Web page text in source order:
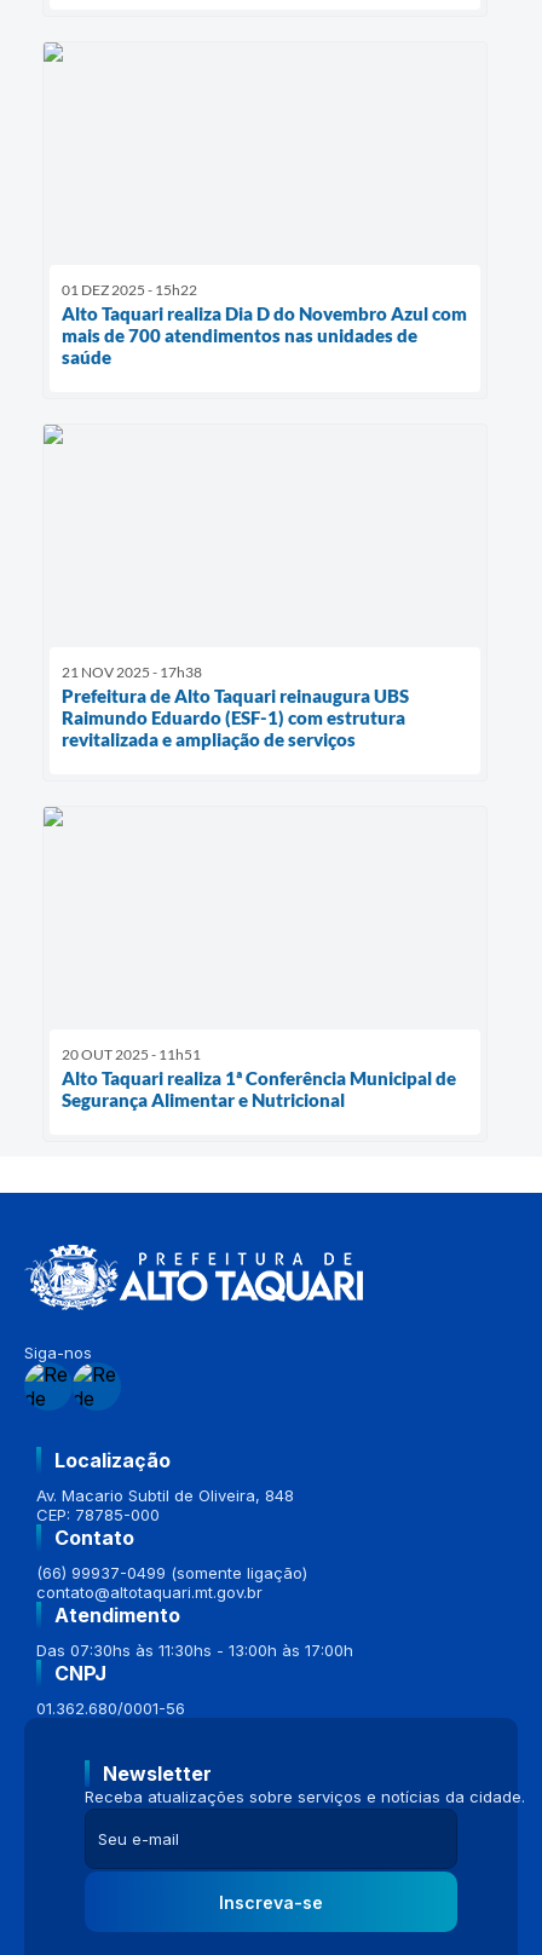
01 DEZ 2025 - 15h22
Alto Taquari realiza Dia D do Novembro Azul com
mais de 700 atendimentos nas unidades de
saúde
21 NOV 2025 - 17h38
Prefeitura de Alto Taquari reinaugura UBS
Raimundo Eduardo (ESF-1) com estrutura
revitalizada e ampliação de serviços
20 OUT 2025 - 11h51
Alto Taquari realiza 1ª Conferência Municipal de
Segurança Alimentar e Nutricional
Siga-nos
Localização
Av. Macario Subtil de Oliveira, 848
CEP: 78785-000
Contato
(66) 99937-0499 (somente ligação)
contato@altotaquari.mt.gov.br
Atendimento
Das 07:30hs às 11:30hs - 13:00h às 17:00h
CNPJ
01.362.680/0001-56
Newsletter
Receba atualizações sobre serviços e notícias da cidade.
Inscreva-se